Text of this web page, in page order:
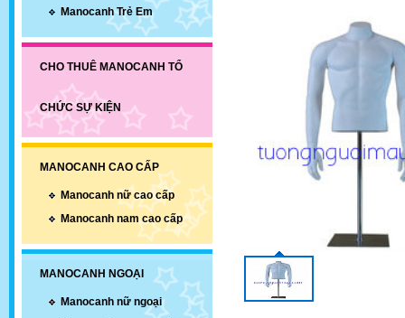
Manocanh Trẻ Em
CHO THUÊ MANOCANH TỔ
CHỨC SỰ KIỆN
MANOCANH CAO CẤP
Manocanh nữ cao cấp
Manocanh nam cao cấp
MANOCANH NGOẠI
Manocanh nữ ngoại